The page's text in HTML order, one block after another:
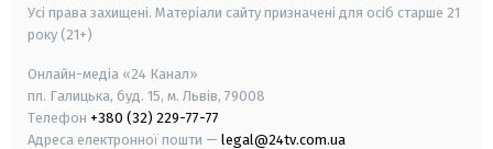
Усі права захищені. Матеріали сайту призначені для осіб старше 21
року (21+)
Онлайн-медіа «24 Канал»
пл. Галицька, буд. 15, м. Львів, 79008
Телефон +380 (32) 229-77-77
Адреса електронної пошти — legal@24tv.com.ua